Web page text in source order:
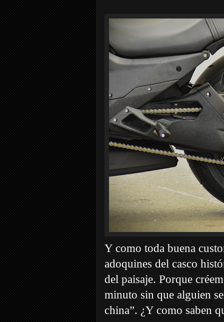
Y como toda buena
adoquines del casco
del paisaje. Porque
minuto sin que alguien
china”. ¿Y como saben